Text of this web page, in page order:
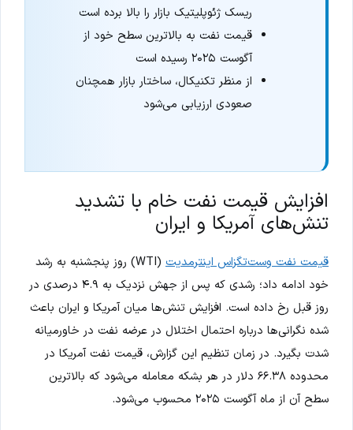
ریسک ژئوپلیتیک بازار را بالا برده است
قیمت نفت به بالاترین سطح خود از
آگوست ۲۰۲۵ رسیده است
از منظر تکنیکال، ساختار بازار همچنان
صعودی ارزیابی می‌شود
افزایش قیمت نفت خام با تشدید
تنش‌های آمریکا و ایران
قیمت نفت وست‌تگزاس اینترمدیت
(WTI) روز پنجشنبه به رشد
خود ادامه داد؛ رشدی که پس از جهش نزدیک به ۴.۹ درصدی در
روز قبل رخ داده است. افزایش تنش‌ها میان آمریکا و ایران باعث
شده نگرانی‌ها درباره احتمال اختلال در عرضه نفت در خاورمیانه
شدت بگیرد. در زمان تنظیم این گزارش، قیمت نفت آمریکا در
محدوده ۶۶.۳۸ دلار در هر بشکه معامله می‌شود که بالاترین
سطح آن از ماه آگوست ۲۰۲۵ محسوب می‌شود.